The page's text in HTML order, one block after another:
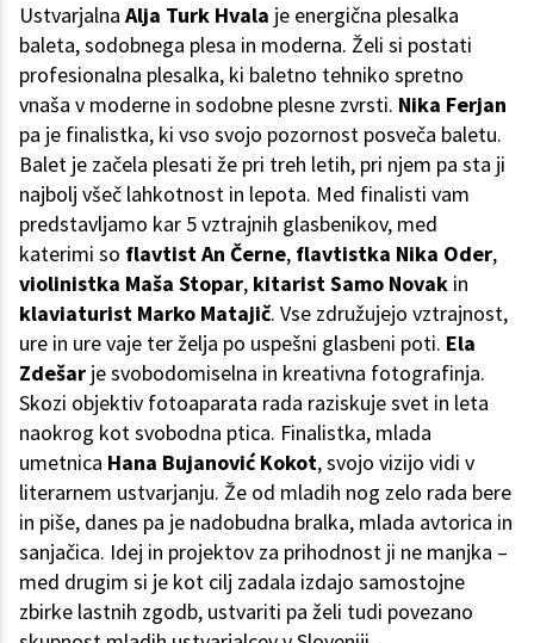
Ustvarjalna Alja Turk Hvala je energična plesalka
baleta, sodobnega plesa in moderna. Želi si postati
profesionalna plesalka, ki baletno tehniko spretno
vnaša v moderne in sodobne plesne zvrsti. Nika Ferjan
pa je finalistka, ki vso svojo pozornost posveča baletu.
Balet je začela plesati že pri treh letih, pri njem pa sta ji
najbolj všeč lahkotnost in lepota. Med finalisti vam
predstavljamo kar 5 vztrajnih glasbenikov, med
katerimi so flavtist An Černe, flavtistka Nika Oder,
violinistka Maša Stopar, kitarist Samo Novak in
klaviaturist Marko Matajič. Vse združujejo vztrajnost,
ure in ure vaje ter želja po uspešni glasbeni poti. Ela
Zdešar je svobodomiselna in kreativna fotografinja.
Skozi objektiv fotoaparata rada raziskuje svet in leta
naokrog kot svobodna ptica. Finalistka, mlada
umetnica Hana Bujanović Kokot, svojo vizijo vidi v
literarnem ustvarjanju. Že od mladih nog zelo rada bere
in piše, danes pa je nadobudna bralka, mlada avtorica in
sanjačica. Idej in projektov za prihodnost ji ne manjka –
med drugim si je kot cilj zadala izdajo samostojne
zbirke lastnih zgodb, ustvariti pa želi tudi povezano